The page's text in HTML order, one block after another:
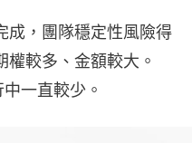
成，團隊穩定性風險得
較多、金額較大。
一直較少。